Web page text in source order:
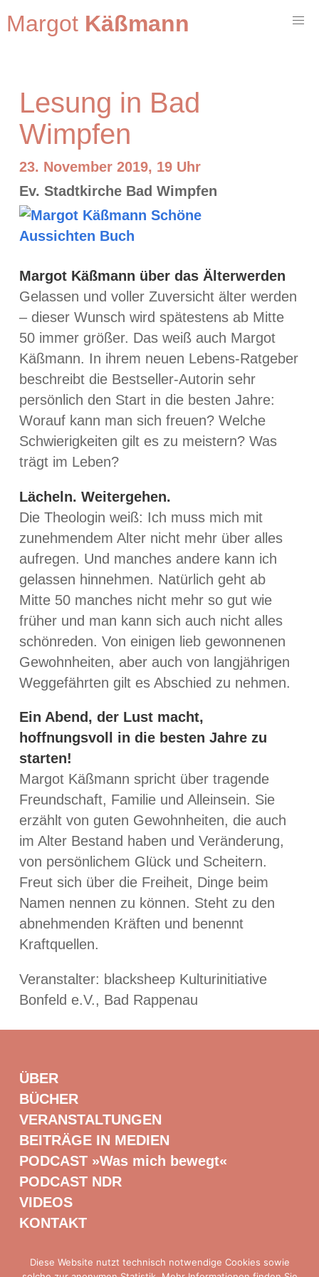
Margot Käßmann
Lesung in Bad
Wimpfen
23. November 2019, 19 Uhr
Ev. Stadtkirche Bad Wimpfen
Margot Käßmann über das Älterwerden
Gelassen und voller Zuversicht älter werden
– dieser Wunsch wird spätestens ab Mitte
50 immer größer. Das weiß auch Margot
Käßmann. In ihrem neuen Lebens-Ratgeber
beschreibt die Bestseller-Autorin sehr
persönlich den Start in die besten Jahre:
Worauf kann man sich freuen? Welche
Schwierigkeiten gilt es zu meistern? Was
trägt im Leben?
Lächeln. Weitergehen.
Die Theologin weiß: Ich muss mich mit
zunehmendem Alter nicht mehr über alles
aufregen. Und manches andere kann ich
gelassen hinnehmen. Natürlich geht ab
Mitte 50 manches nicht mehr so gut wie
früher und man kann sich auch nicht alles
schönreden. Von einigen lieb gewonnenen
Gewohnheiten, aber auch von langjährigen
Weggefährten gilt es Abschied zu nehmen.
Ein Abend, der Lust macht,
hoffnungsvoll in die besten Jahre zu
starten!
Margot Käßmann spricht über tragende
Freundschaft, Familie und Alleinsein. Sie
erzählt von guten Gewohnheiten, die auch
im Alter Bestand haben und Veränderung,
von persönlichem Glück und Scheitern.
Freut sich über die Freiheit, Dinge beim
Namen nennen zu können. Steht zu den
abnehmenden Kräften und benennt
Kraftquellen.
Veranstalter: blacksheep Kulturinitiative
Bonfeld e.V., Bad Rappenau
ÜBER
BÜCHER
VERANSTALTUNGEN
BEITRÄGE IN MEDIEN
PODCAST »Was mich bewegt«
PODCAST NDR
VIDEOS
KONTAKT
Diese Website nutzt technisch notwendige Cookies sowie